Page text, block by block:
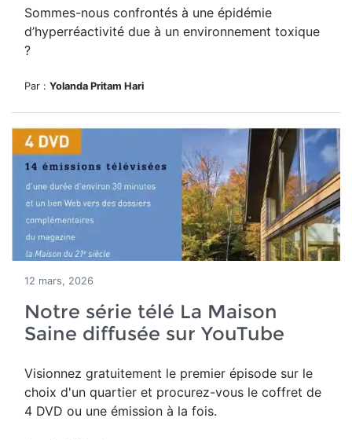
Sommes-nous confrontés à une épidémie
d’hyperréactivité due à un environnement toxique
?
Par : Yolanda Pritam Hari
12 mars, 2026
Notre série télé La Maison
Saine diffusée sur YouTube
Visionnez gratuitement le premier épisode sur le
choix d'un quartier et procurez-vous le coffret de
4 DVD ou une émission à la fois.